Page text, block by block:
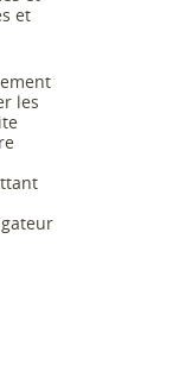
et
les